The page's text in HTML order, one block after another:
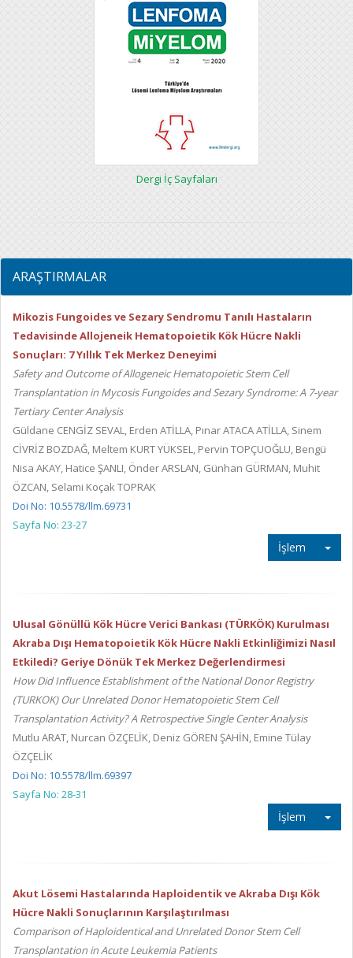
Dergi İç Sayfaları
ARAŞTIRMALAR
Mikozis Fungoides ve Sezary Sendromu Tanılı Hastaların
Tedavisinde Allojeneik Hematopoietik Kök Hücre Nakli
Sonuçları: 7 Yıllık Tek Merkez Deneyimi
Safety and Outcome of Allogeneic Hematopoietic Stem Cell
Transplantation in Mycosis Fungoides and Sezary Syndrome: A 7-year
Tertiary Center Analysis
Güldane CENGİZ SEVAL, Erden ATİLLA, Pınar ATACA ATİLLA, Sinem
CİVRİZ BOZDAĞ, Meltem KURT YÜKSEL, Pervin TOPÇUOĞLU, Bengü
Nisa AKAY, Hatice ŞANLI, Önder ARSLAN, Günhan GÜRMAN, Muhit
ÖZCAN, Selami Koçak TOPRAK
Doi No: 10.5578/llm.69731
Sayfa No: 23-27
İşlem
Ulusal Gönüllü Kök Hücre Verici Bankası (TÜRKÖK) Kurulması
Akraba Dışı Hematopoietik Kök Hücre Nakli Etkinliğimizi Nasıl
Etkiledi? Geriye Dönük Tek Merkez Değerlendirmesi
How Did Influence Establishment of the National Donor Registry
(TURKOK) Our Unrelated Donor Hematopoietic Stem Cell
Transplantation Activity? A Retrospective Single Center Analysis
Mutlu ARAT, Nurcan ÖZÇELİK, Deniz GÖREN ŞAHİN, Emine Tülay
ÖZÇELİK
Doi No: 10.5578/llm.69397
Sayfa No: 28-31
İşlem
Akut Lösemi Hastalarında Haploidentik ve Akraba Dışı Kök
Hücre Nakli Sonuçlarının Karşılaştırılması
Comparison of Haploidentical and Unrelated Donor Stem Cell
Transplantation in Acute Leukemia Patients